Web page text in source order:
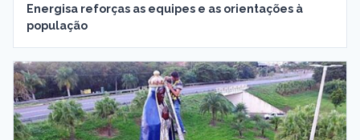
Energisa reforças as equipes e as orientações à
população